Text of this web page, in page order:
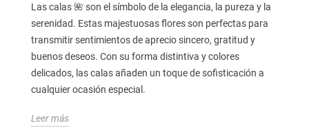
Las calas 🌺 son el símbolo de la elegancia, la pureza y la
serenidad. Estas majestuosas flores son perfectas para
transmitir sentimientos de aprecio sincero, gratitud y
buenos deseos. Con su forma distintiva y colores
delicados, las calas añaden un toque de sofisticación a
cualquier ocasión especial.
Leer más